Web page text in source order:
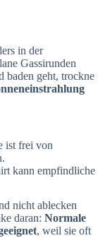
in der
Gassirunden
baden geht, trockne
ist frei von
kann empfindliche
nicht ablecken
daran: Normale
, weil sie oft